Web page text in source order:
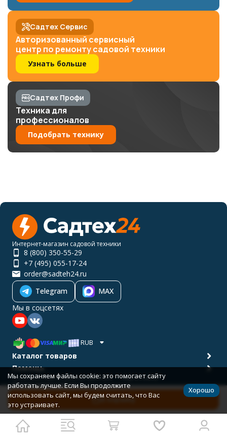
В корзину
Садтех Сервис
Авторизованный сервисный
центр по ремонту садовой техники
Узнать больше
Садтех Профи
Техника для
профессионалов
Подобрать технику
Интернет-магазин садовой техники
8 (800) 350-55-29
+7 (495) 055-17-24
order@sadteh24.ru
Telegram
MAX
Мы в соцсетях
RUB
Каталог товаров
Помощь
Политика персональных данных
Карта сайта
© 2001-2026 САДТЕХ24
Разработано вbodysite.ru
Мы сохраняем файлы cookie: это помогает сайту
работать лучше. Если Вы продолжите
использовать сайт, мы будем считать, что Вас
это устраивает.
Хорошо